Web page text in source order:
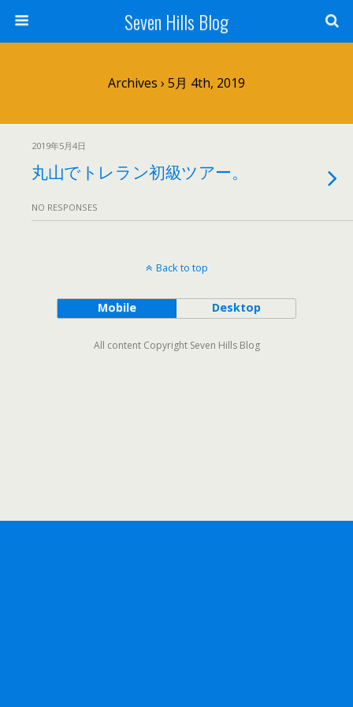
Seven Hills Blog
Archives › 5月 4th, 2019
2019年5月4日
丸山でトレラン初級ツアー。
NO RESPONSES
Back to top
Mobile Desktop
All content Copyright Seven Hills Blog